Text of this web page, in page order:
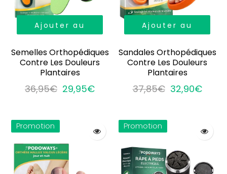
Ajouter au
Semelles Orthopédiques
Contre Les Douleurs
Plantaires
36,95€ 29,95€
Ajouter au
Sandales Orthopédiques
Contre Les Douleurs
Plantaires
37,85€ 32,90€
Promotion Promotion